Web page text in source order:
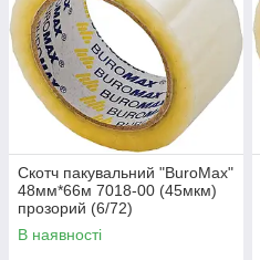
Скотч пакувальний "BuroMax"
48мм*66м 7018-00 (45мкм)
прозорий (6/72)
В наявності